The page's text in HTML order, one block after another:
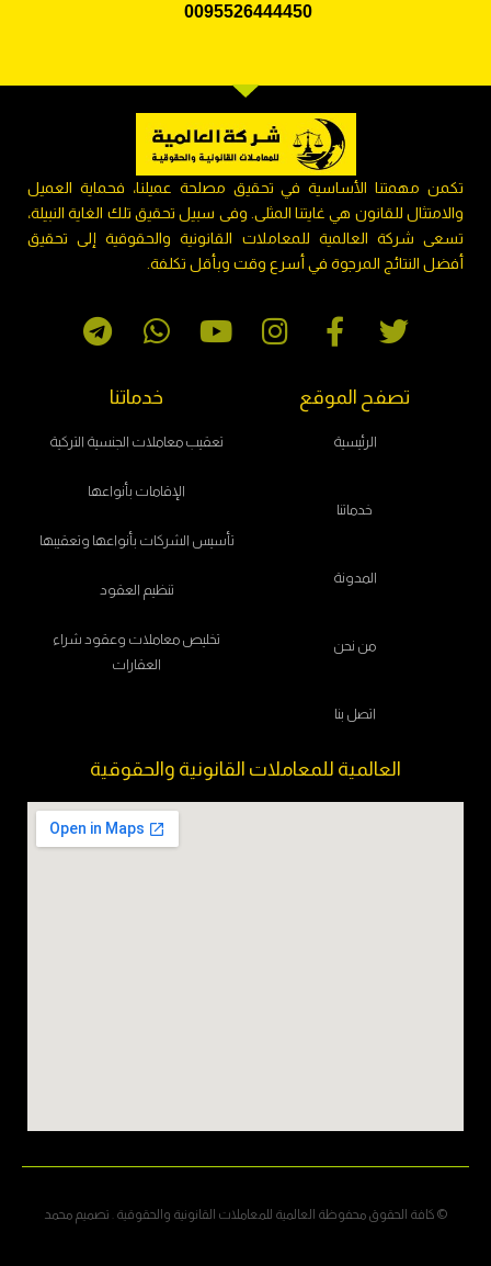
0095526444450
تكمن مهمتنا الأساسية في تحقيق مصلحة عميلنا، فحماية العميل
والامتثال للقانون هي غايتنا المثلى. وفى سبيل تحقيق تلك الغاية النبيلة،
تسعى شركة العالمية للمعاملات القانونية والحقوقية إلى تحقيق
أفضل النتائج المرجوة في أسرع وقت وبأقل تكلفة.
تصفح الموقع
الرئيسية
خدماتنا
المدونة
من نحن
اتصل بنا
خدماتنا
تعقيب معاملات الجنسية التركية
الإقامات بأنواعها
تأسيس الشركات بأنواعها وتعقيبها
تنظيم العقود
تخليص معاملات وعقود شراء
العقارات
العالمية للمعاملات القانونية والحقوقية
© كافة الحقوق محفوظة العالمية للمعاملات القانونية والحقوقية . تصميم محمد